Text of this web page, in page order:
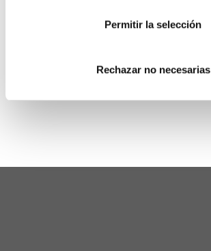
Permitir la selección
Rechazar no necesarias